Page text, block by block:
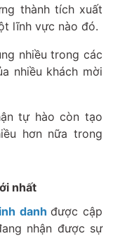
thành tích xuất
lĩnh vực nào đó.
nhiều trong các
nhiều khách mời
tự hào còn tạo
hơn nữa trong
nhất
danhđược cập
nhận được sự